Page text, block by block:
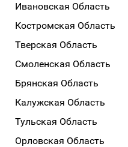
Ивановская Область
Костромская Область
Тверская Область
Смоленская Область
Брянская Область
Калужская Область
Тульская Область
Орловская Область